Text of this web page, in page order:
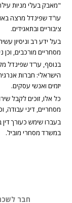
"מאבק בעלי מניות עילת
עו"ד שפינדל מרצה
ציבוריים ובתאגידים.
בעל ידע רב וניסיון
מסחריים מורכבים, וכן
בנוסף, עו"ד שפינדל
הישראלי: חברות
יזמים ואנשי עסקים.
כל אלו, זוכים לקבל
מסחריים, דיני עבודה,
בעברו שימש כעורך דין
במשרד מסחרי מוביל.
חבר לשכת